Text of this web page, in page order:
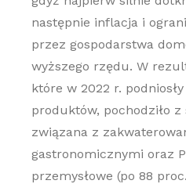
następnie inflacja i
przez gospodarstwa
wyższego rzędu. W
które w 2022 r.
produktów, pochodziło z
związana z
gastronomicznymi oraz
przemysłowe (po 88